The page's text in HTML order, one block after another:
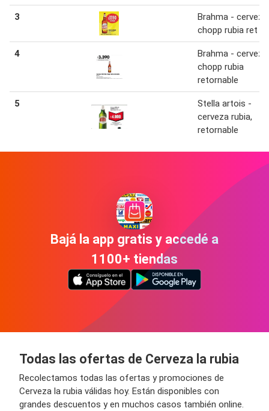
3
Brahma - cerveza
chopp rubia ret
4
Brahma - cerveza
chopp rubia
retornable
5
Stella artois -
cerveza rubia,
retornable
Bajá la app gratis y accedé a
1100+ tiendas
Todas las ofertas de Cerveza la rubia
Recolectamos todas las ofertas y promociones de
Cerveza la rubia válidas hoy. Están disponibles con
grandes descuentos y en muchos casos también online.